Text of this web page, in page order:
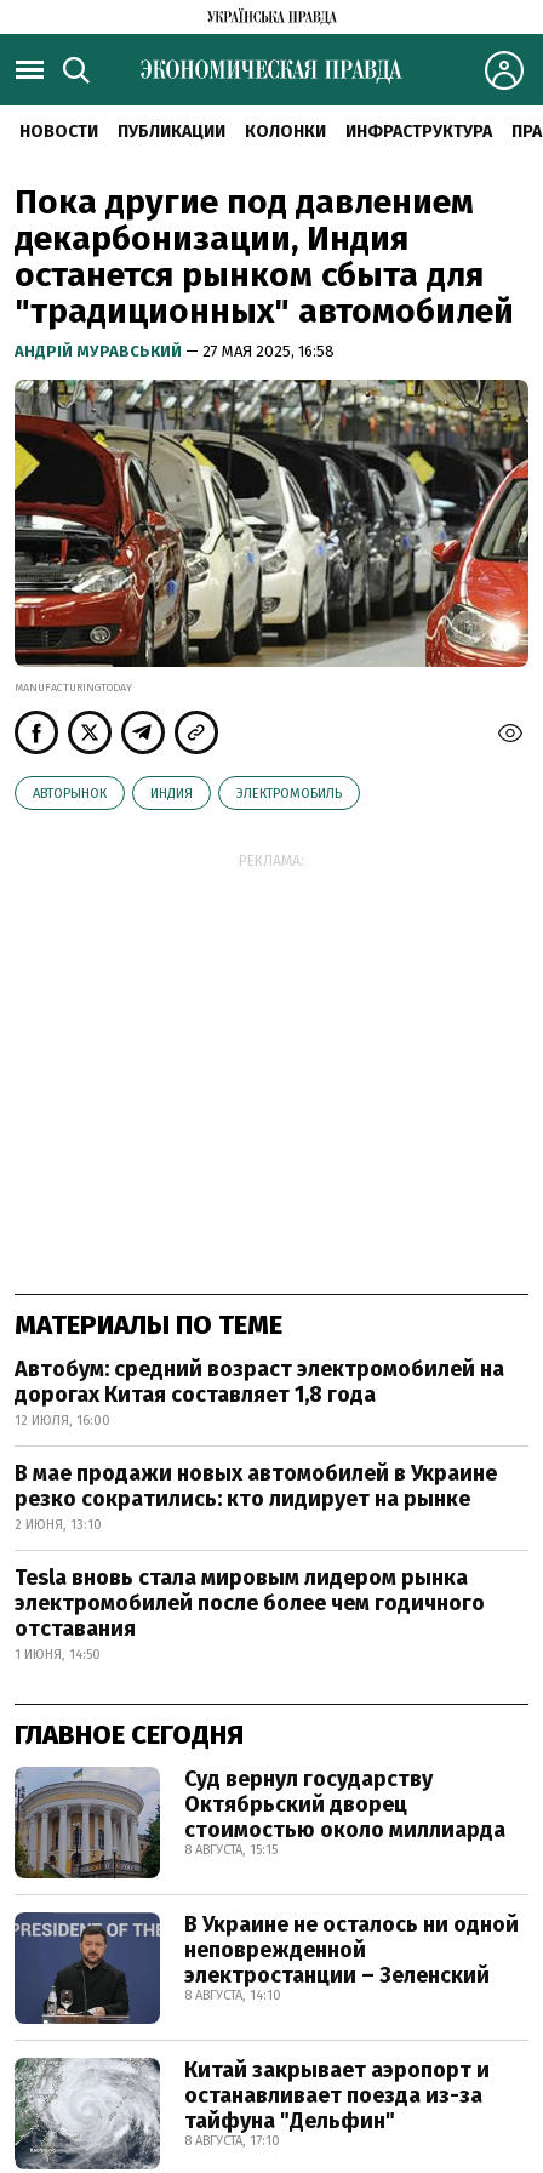
НОВОСТИ ПУБЛИКАЦИИ КОЛОНКИ ИНФРАСТРУКТУРА
Пока другие под давлением
декарбонизации, Индия
останется рынком сбыта для
"традиционных" автомобилей
АНДРІЙ МУРАВСЬКИЙ — 27 МАЯ 2025, 16:58
MANUFACTURINGTODAY
АВТОРЫНОК ИНДИЯ ЭЛЕКТРОМОБИЛЬ
РЕКЛАМА:
МАТЕРИАЛЫ ПО ТЕМЕ
Автобум: средний возраст электромобилей на
дорогах Китая составляет 1,8 года
12 ИЮЛЯ, 16:00
В мае продажи новых автомобилей в Украине
резко сократились: кто лидирует на рынке
2 ИЮНЯ, 13:10
Tesla вновь стала мировым лидером рынка
электромобилей после более чем годичного
отставания
1 ИЮНЯ, 14:50
ГЛАВНОЕ СЕГОДНЯ
Суд вернул государству
Октябрьский дворец
стоимостью около миллиарда
8 АВГУСТА, 15:15
В Украине не осталось ни одной
неповрежденной
электростанции – Зеленский
8 АВГУСТА, 14:10
Китай закрывает аэропорт и
останавливает поезда из-за
тайфуна "Дельфин"
8 АВГУСТА, 17:10